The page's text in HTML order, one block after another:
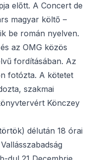
előtt. A Concert de
magyar költő –
be román nyelven.
az OMG közös
fordításában. Az
fotózta. A kötetet
szakmai
Könczey
délután 18 órai